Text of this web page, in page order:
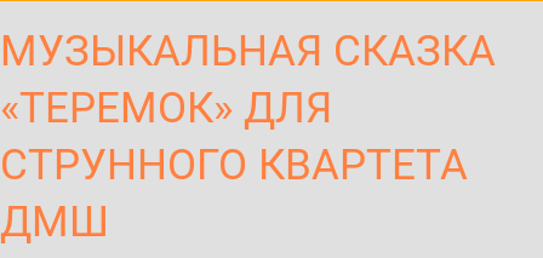
МУЗЫКАЛЬНАЯ СКАЗКА
«ТЕРЕМОК» ДЛЯ
СТРУННОГО КВАРТЕТА
ДМШ